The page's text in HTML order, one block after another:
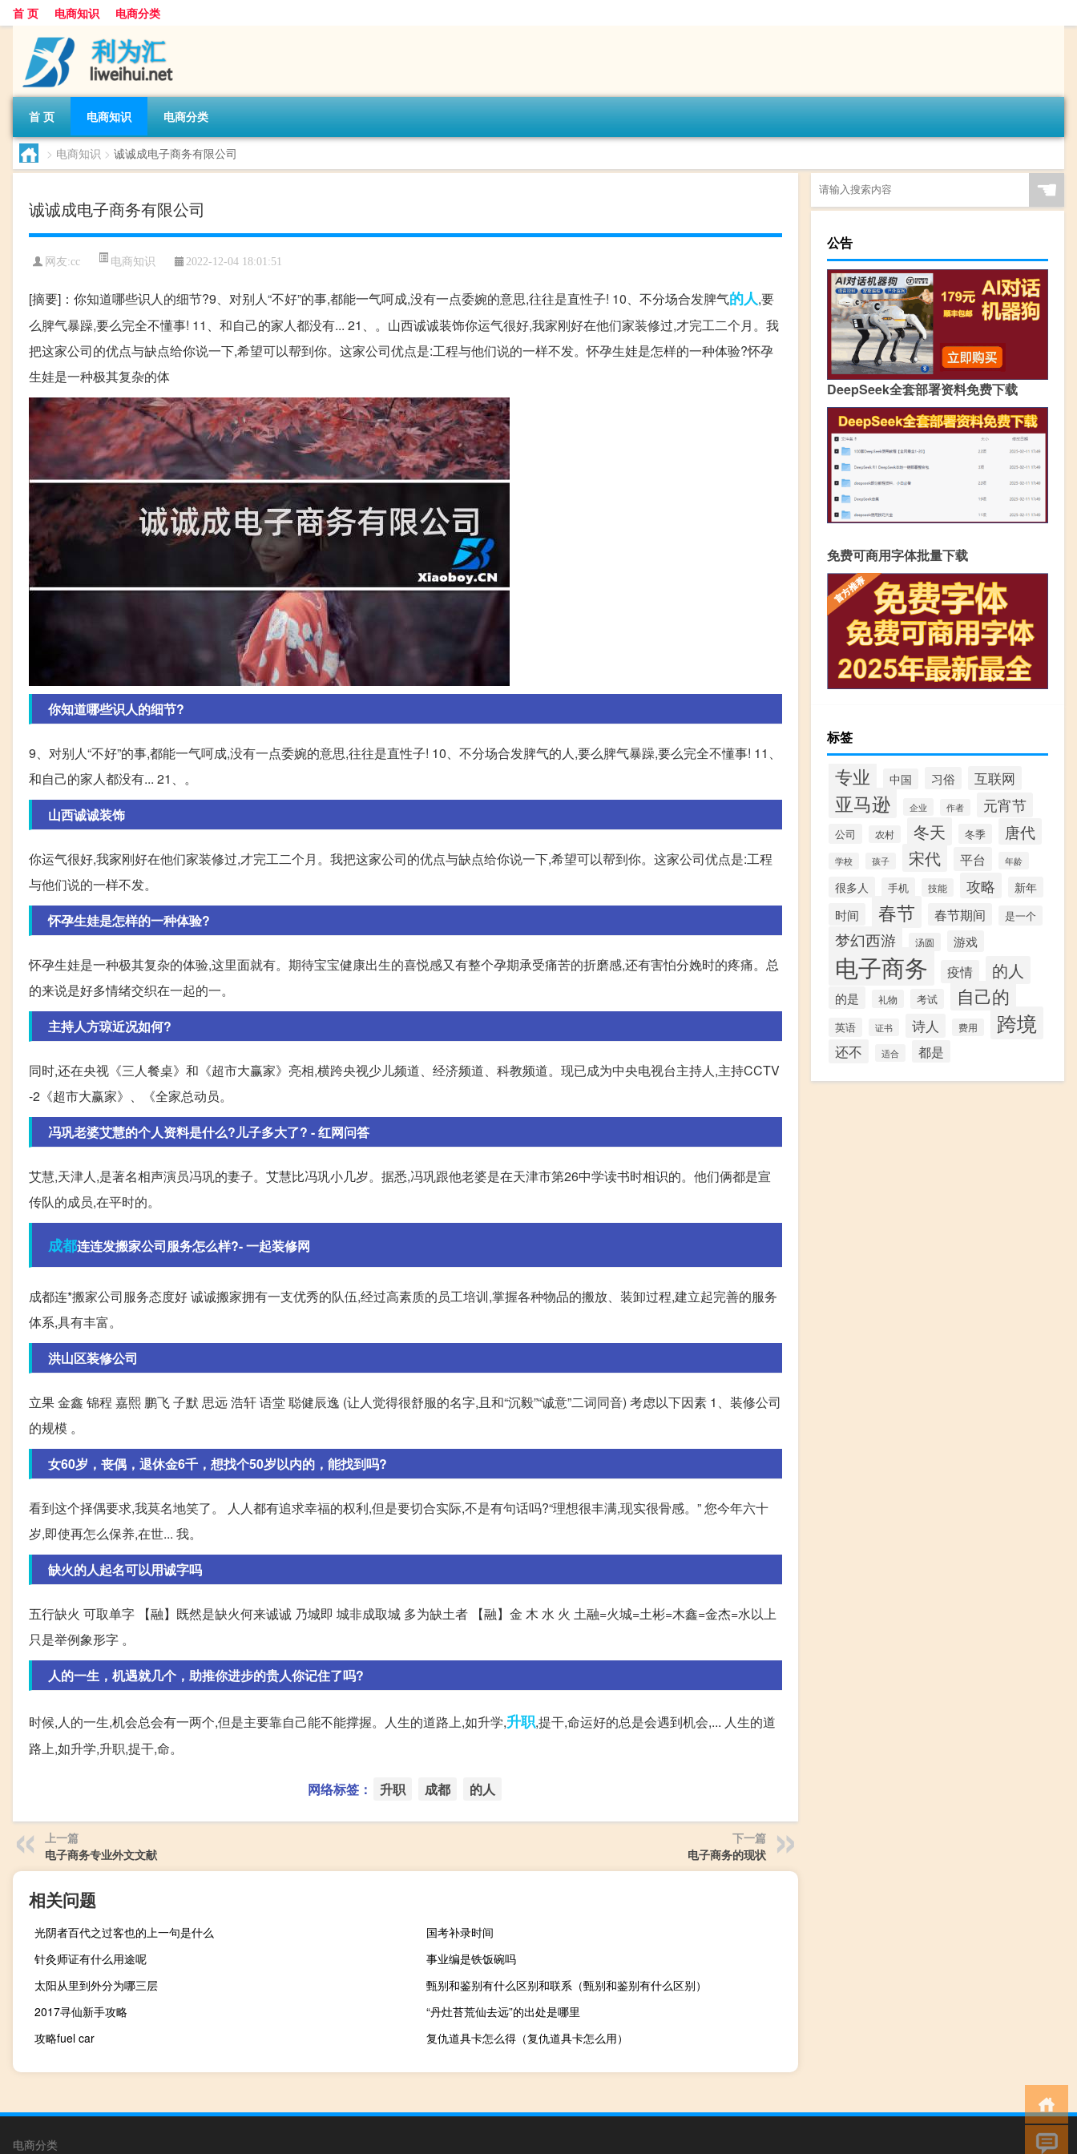
首 页 电商知识 电商分类
首 页 电商知识 电商分类
> 电商知识 > 诚诚成电子商务有限公司
诚诚成电子商务有限公司
网友:cc 电商知识 2022-12-04 18:01:51
[摘要]：你知道哪些识人的细节?9、对别人“不好”的事,都能一气呵成,没有一点委婉的意思,往往是直性子! 10、不分场合发脾气的人,要
么脾气暴躁,要么完全不懂事! 11、和自己的家人都没有... 21、。山西诚诚装饰你运气很好,我家刚好在他们家装修过,才完工二个月。我
把这家公司的优点与缺点给你说一下,希望可以帮到你。这家公司优点是:工程与他们说的一样不发。怀孕生娃是怎样的一种体验?怀孕
生娃是一种极其复杂的体
你知道哪些识人的细节?
9、对别人“不好”的事,都能一气呵成,没有一点委婉的意思,往往是直性子! 10、不分场合发脾气的人,要么脾气暴躁,要么完全不懂事! 11、
和自己的家人都没有... 21、。
山西诚诚装饰
你运气很好,我家刚好在他们家装修过,才完工二个月。我把这家公司的优点与缺点给你说一下,希望可以帮到你。这家公司优点是:工程
与他们说的一样不发。
怀孕生娃是怎样的一种体验?
怀孕生娃是一种极其复杂的体验,这里面就有。期待宝宝健康出生的喜悦感又有整个孕期承受痛苦的折磨感,还有害怕分娩时的疼痛。总
的来说是好多情绪交织在一起的一。
主持人方琼近况如何?
同时,还在央视《三人餐桌》和《超市大赢家》亮相,横跨央视少儿频道、经济频道、科教频道。现已成为中央电视台主持人,主持CCTV
-2《超市大赢家》、《全家总动员。
冯巩老婆艾慧的个人资料是什么?儿子多大了? - 红网问答
艾慧,天津人,是著名相声演员冯巩的妻子。艾慧比冯巩小几岁。据悉,冯巩跟他老婆是在天津市第26中学读书时相识的。他们俩都是宣
传队的成员,在平时的。
成都连连发搬家公司服务怎么样?- 一起装修网
成都连*搬家公司服务态度好 诚诚搬家拥有一支优秀的队伍,经过高素质的员工培训,掌握各种物品的搬放、装卸过程,建立起完善的服务
体系,具有丰富。
洪山区装修公司
立果 金鑫 锦程 嘉熙 鹏飞 子默 思远 浩轩 语堂 聪健辰逸 (让人觉得很舒服的名字,且和“沉毅”“诚意”二词同音) 考虑以下因素 1、装修公司
的规模 。
女60岁，丧偶，退休金6千，想找个50岁以内的，能找到吗?
看到这个择偶要求,我莫名地笑了。 人人都有追求幸福的权利,但是要切合实际,不是有句话吗?“理想很丰满,现实很骨感。” 您今年六十
岁,即使再怎么保养,在世... 我。
缺火的人起名可以用诚字吗
五行缺火 可取单字 【融】既然是缺火何来诚诚 乃城即 城非成取城 多为缺土者 【融】金 木 水 火 土融=火城=土彬=木鑫=金杰=水以上
只是举例象形字 。
人的一生，机遇就几个，助推你进步的贵人你记住了吗?
时候,人的一生,机会总会有一两个,但是主要靠自己能不能撑握。人生的道路上,如升学,升职,提干,命运好的总是会遇到机会,... 人生的道
路上,如升学,升职,提干,命。
网络标签： 升职 成都 的人
上一篇
电子商务专业外文文献
下一篇
电子商务的现状
相关问题
光阴者百代之过客也的上一句是什么
国考补录时间
针灸师证有什么用途呢
事业编是铁饭碗吗
太阳从里到外分为哪三层
甄别和鉴别有什么区别和联系（甄别和鉴别有什么区别）
2017寻仙新手攻略
“丹灶苔荒仙去远”的出处是哪里
攻略fuel car
复仇道具卡怎么得（复仇道具卡怎么用）
☚
公告
DeepSeek全套部署资料免费下载
免费可商用字体批量下载
标签
专业 中国 习俗 互联网
亚马逊 企业 作者 元宵节
公司 农村 冬天 冬季 唐代
学校 孩子 宋代 平台 年龄
很多人 手机 技能 攻略 新年
时间 春节 春节期间 是一个
梦幻西游 汤圆 游戏
电子商务 疫情 的人
的是 礼物 考试 自己的
英语 证书 诗人 费用 跨境
还不 适合 都是
电商分类